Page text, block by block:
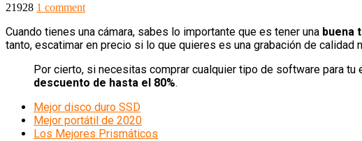
21928 1 comment
Cuando tienes una cámara, sabes lo importante que es tener una buena
tanto, escatimar en precio si lo que quieres es una grabación de calidad
Por cierto, si necesitas comprar cualquier tipo de software para
descuento de hasta el 80%.
Mejor disco duro SSD
Mejor portátil de 2020
Los Mejores Prismáticos